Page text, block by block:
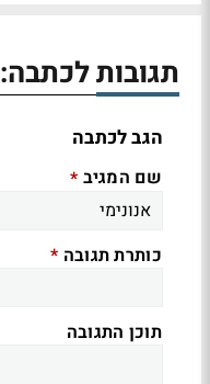
תגובות לכתבה:
הגב לכתבה
שם המגיב *
כותרת תגובה *
תוכן התגובה